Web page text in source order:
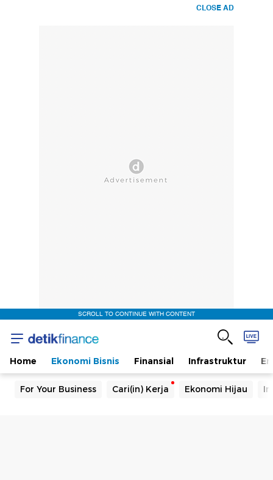
CLOSE AD
SCROLL TO CONTINUE WITH CONTENT
Home Ekonomi Bisnis Finansial Infrastruktur
For Your Business Cari(in) Kerja Ekonomi Hijau